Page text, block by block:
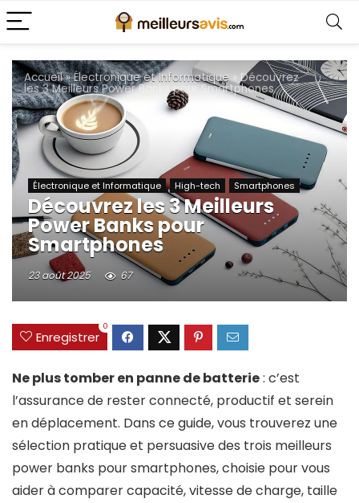
Accueil»Électronique et Informatique» Découvrez
les 3 Meilleurs Power Banks pour Smartphones
Électronique et Informatique High-tech Smartphones
Découvrez les 3 Meilleurs
Power Banks pour
Smartphones
23 août 2025 67
Enregistrer
0
Ne plus tomber en panne de batterie: c’est
l’assurance de rester connecté, productif et serein
en déplacement. Dans ce guide, vous trouverez une
sélection pratique et persuasive des trois meilleurs
power banks pour smartphones, choisie pour vous
aider à comparer capacité, vitesse de charge, taille